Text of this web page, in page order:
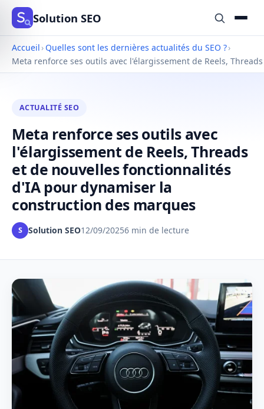
Solution SEO
Accueil › Quelles sont les dernières actualités du SEO ?›
Meta renforce ses outils avec l'élargissement de Reels,
ACTUALITÉ SEO
Meta renforce ses outils avec
l'élargissement de Reels, Threads
et de nouvelles fonctionnalités
d'IA pour dynamiser la
construction des marques
S Solution SEO12/09/20256 min de lecture